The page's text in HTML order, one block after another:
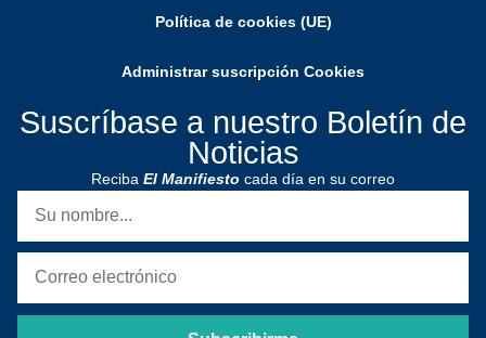
Política de cookies (UE)
Administrar suscripción Cookies
Suscríbase a nuestro Boletín de
Noticias
Reciba El Manifiesto cada día en su correo